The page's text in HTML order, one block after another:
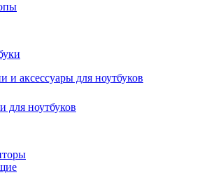
и аксессуары для ноутбуков
для ноутбуков